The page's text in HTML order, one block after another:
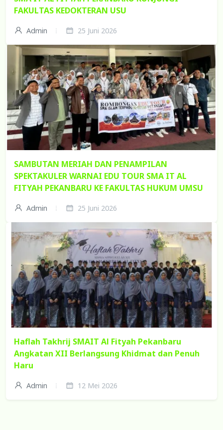
FAKULTAS KEDOKTERAN USU
Admin 25 Juni 2026
SAMBUTAN MERIAH DAN PENAMPILAN
SPEKTAKULER WARNAI EDU TOUR SMA IT AL
FITYAH PEKANBARU KE FAKULTAS HUKUM UMSU
Admin 25 Juni 2026
Haflah Takhrij SMAIT Al Fityah Pekanbaru
Angkatan XII Berlangsung Khidmat dan Penuh
Haru
Admin 12 Mei 2026